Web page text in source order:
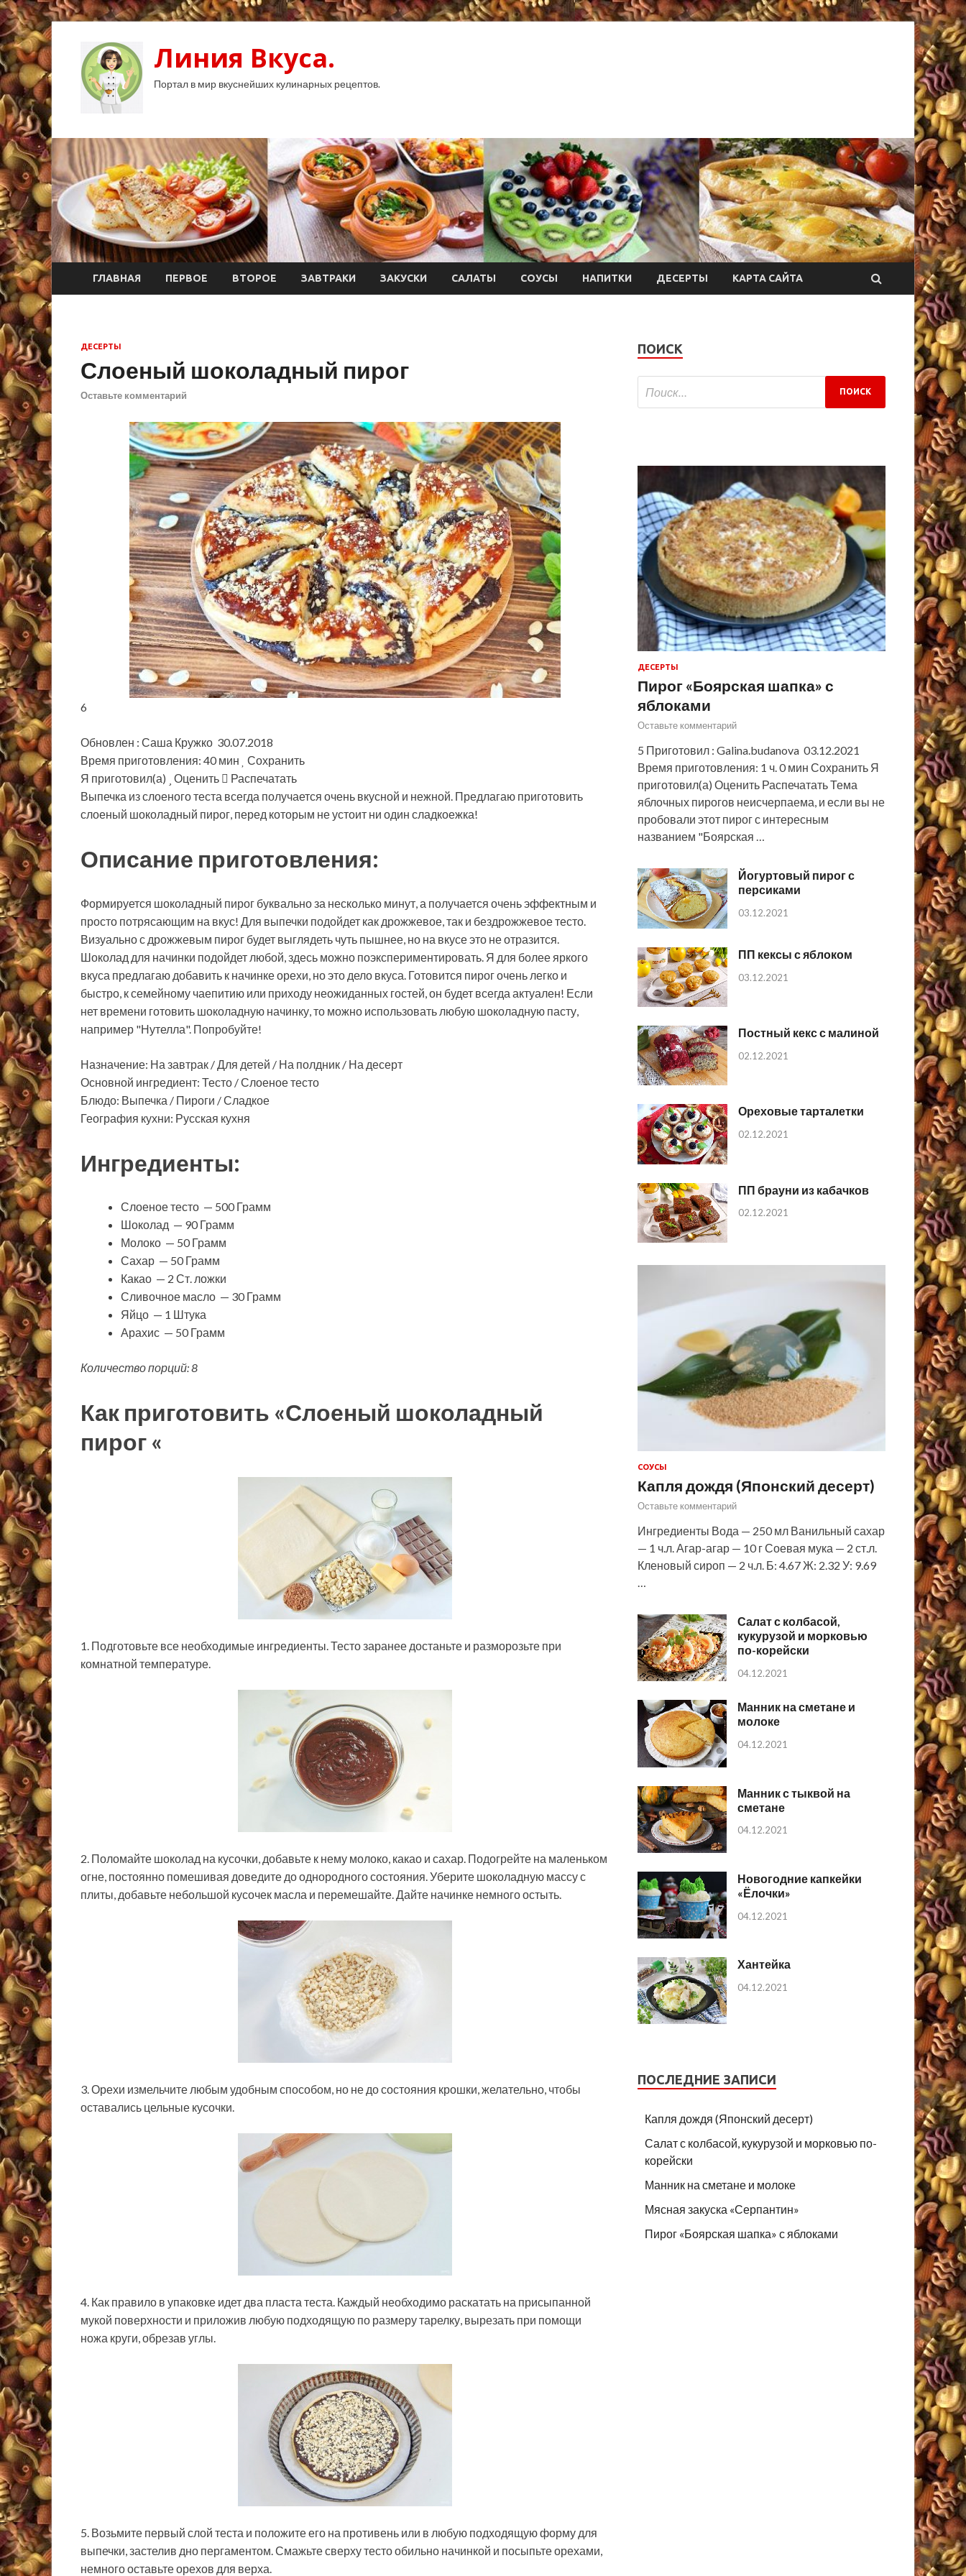
Линия Вкуса.
Портал в мир вкуснейших кулинарных рецептов.
ГЛАВНАЯ ПЕРВОЕ ВТОРОЕ ЗАВТРАКИ ЗАКУСКИ САЛАТЫ СОУСЫ НАПИТКИ ДЕСЕРТЫ КАРТА САЙТА
ДЕСЕРТЫ
Слоеный шоколадный пирог
Оставьте комментарий
6
Обновлен : Саша Кружко 30.07.2018
Время приготовления: 40 мин
Сохранить
Я приготовил(а)
Оценить
Распечатать
Выпечка из слоеного теста всегда получается очень вкусной и нежной. Предлагаю приготовить
слоеный шоколадный пирог, перед которым не устоит ни один сладкоежка!
Описание приготовления:
Формируется шоколадный пирог буквально за несколько минут, а получается очень эффектным и
просто потрясающим на вкус! Для выпечки подойдет как дрожжевое, так и бездрожжевое тесто.
Визуально с дрожжевым пирог будет выглядеть чуть пышнее, но на вкусе это не отразится.
Шоколад для начинки подойдет любой, здесь можно поэкспериментировать. Я для более яркого
вкуса предлагаю добавить к начинке орехи, но это дело вкуса. Готовится пирог очень легко и
быстро, к семейному чаепитию или приходу неожиданных гостей, он будет всегда актуален! Если
нет времени готовить шоколадную начинку, то можно использовать любую шоколадную пасту,
например "Нутелла". Попробуйте!
Назначение: На завтрак / Для детей / На полдник / На десерт
Основной ингредиент: Тесто / Слоеное тесто
Блюдо: Выпечка / Пироги / Сладкое
География кухни: Русская кухня
Ингредиенты:
Слоеное тесто — 500 Грамм
Шоколад — 90 Грамм
Молоко — 50 Грамм
Сахар — 50 Грамм
Какао — 2 Ст. ложки
Сливочное масло — 30 Грамм
Яйцо — 1 Штука
Арахис — 50 Грамм
Количество порций: 8
Как приготовить «Слоеный шоколадный
пирог «
1. Подготовьте все необходимые ингредиенты. Тесто заранее достаньте и разморозьте при
комнатной температуре.
2. Поломайте шоколад на кусочки, добавьте к нему молоко, какао и сахар. Подогрейте на маленьком
огне, постоянно помешивая доведите до однородного состояния. Уберите шоколадную массу с
плиты, добавьте небольшой кусочек масла и перемешайте. Дайте начинке немного остыть.
3. Орехи измельчите любым удобным способом, но не до состояния крошки, желательно, чтобы
оставались цельные кусочки.
4. Как правило в упаковке идет два пласта теста. Каждый необходимо раскатать на присыпанной
мукой поверхности и приложив любую подходящую по размеру тарелку, вырезать при помощи
ножа круги, обрезав углы.
5. Возьмите первый слой теста и положите его на противень или в любую подходящую форму для
выпечки, застелив дно пергаментом. Смажьте сверху тесто обильно начинкой и посыпьте орехами,
немного оставьте орехов для верха.
ПОИСК
ДЕСЕРТЫ
Пирог «Боярская шапка» с
яблоками
Оставьте комментарий
5 Приготовил : Galina.budanova 03.12.2021
Время приготовления: 1 ч. 0 мин Сохранить Я
приготовил(а) Оценить Распечатать Тема
яблочных пирогов неисчерпаема, и если вы не
пробовали этот пирог с интересным
названием "Боярская …
Йогуртовый пирог с
персиками
03.12.2021
ПП кексы с яблоком
03.12.2021
Постный кекс с малиной
02.12.2021
Ореховые тарталетки
02.12.2021
ПП брауни из кабачков
02.12.2021
СОУСЫ
Капля дождя (Японский десерт)
Оставьте комментарий
Ингредиенты Вода — 250 мл Ванильный сахар
— 1 ч.л. Агар-агар — 10 г Соевая мука — 2 ст.л.
Кленовый сироп — 2 ч.л. Б: 4.67 Ж: 2.32 У: 9.69
…
Салат с колбасой,
кукурузой и морковью
по-корейски
04.12.2021
Манник на сметане и
молоке
04.12.2021
Манник с тыквой на
сметане
04.12.2021
Новогодние капкейки
«Ёлочки»
04.12.2021
Хантейка
04.12.2021
ПОСЛЕДНИЕ ЗАПИСИ
Капля дождя (Японский десерт)
Салат с колбасой, кукурузой и морковью по-
корейски
Манник на сметане и молоке
Мясная закуска «Серпантин»
Пирог «Боярская шапка» с яблоками